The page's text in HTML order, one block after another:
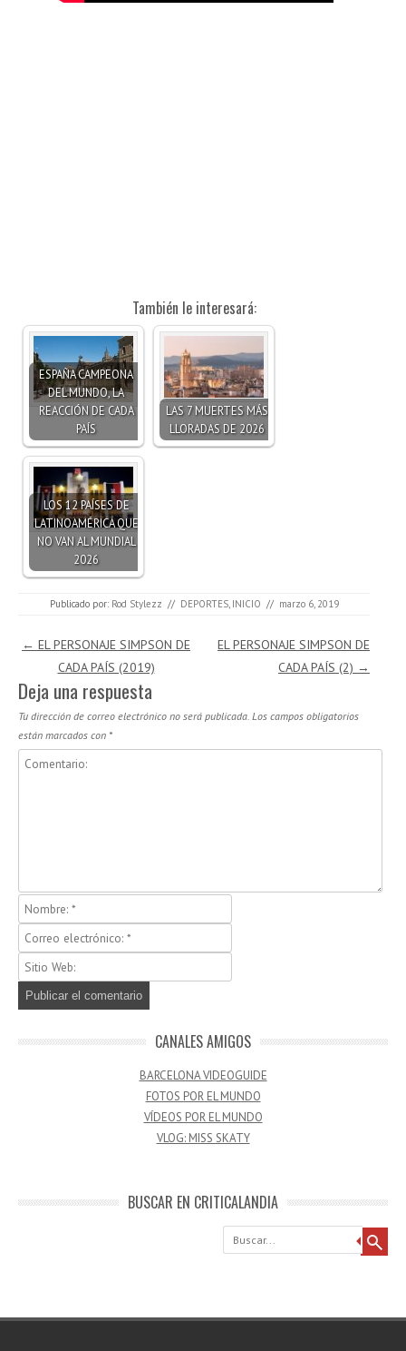
También le interesará:
ESPAÑA CAMPEONA
DEL MUNDO, LA
REACCIÓN DE CADA
PAÍS
LAS 7 MUERTES MÁS
LLORADAS DE 2026
LOS 12 PAÍSES DE
LATINOAMÉRICA QUE
NO VAN AL MUNDIAL
2026
Publicado por: Rod Stylezz // DEPORTES, INICIO // marzo 6, 2019
Navegación de entradas
← EL PERSONAJE SIMPSON DE
CADA PAÍS (2019)
EL PERSONAJE SIMPSON DE
CADA PAÍS (2) →
Deja una respuesta
Tu dirección de correo electrónico no será publicada. Los campos obligatorios
están marcados con *
CANALES AMIGOS
BARCELONA VIDEOGUIDE
FOTOS POR EL MUNDO
VÍDEOS POR EL MUNDO
VLOG: MISS SKATY
BUSCAR EN CRITICALANDIA
Buscar